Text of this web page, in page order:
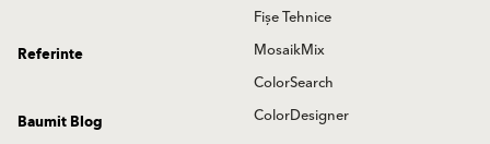
Fișe Tehnice
MosaikMix
ColorSearch
ColorDesigner
Referinte
Baumit Blog